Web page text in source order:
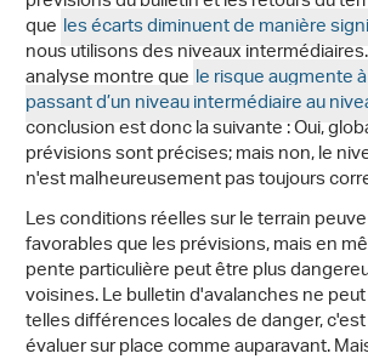
que les écarts diminuent de manière
nous utilisons des niveaux
analyse montre que le risque augmente
passant d’un niveau intermédiaire au
conclusion est donc la suivante : Oui,
prévisions sont précises; mais non, le
n'est malheureusement pas toujours
Les conditions réelles sur le terrain
favorables que les prévisions, mais en
pente particulière peut être plus
voisines. Le bulletin d'avalanches ne
telles différences locales de danger,
évaluer sur place comme auparavant.